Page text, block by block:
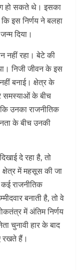
हो सकते थे। इसका
इस निर्णय ने बलहा
दिया।
नहीं रहा। बेटे की
निजी जीवन के इस
बनाई। क्षेत्र के
समस्याओं के बीच
उनका राजनीतिक
के बीच उनकी
दे रहा है, तो
क्षेत्र में महसूस की जा
राजनीतिक
बनाती है, तो वे
में अंतिम निर्णय
चुनावी हार के बाद
रखते हैं।